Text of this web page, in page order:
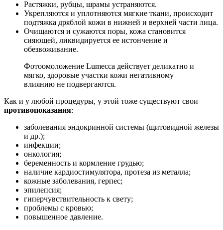
Растяжки, рубцы, шрамы устраняются.
Укрепляются и уплотняются мягкие ткани, происходит
подтяжка дряблой кожи в нижней и верхней части лица.
Очищаются и сужаются поры, кожа становится
сияющей, ликвидируется ее истончение и
обезвоживание.
Фотоомоложение Lumecca действует деликатно и
мягко, здоровые участки кожи негативному
влиянию не подвергаются.
Как и у любой процедуры, у этой тоже существуют свои
противопоказания:
заболевания эндокринной системы (щитовидной железы
и др.);
инфекции;
онкология;
беременность и кормление грудью;
наличие кардиостимулятора, протеза из металла;
кожные заболевания, герпес;
эпилепсия;
гиперчувствительность к свету;
проблемы с кровью;
повышенное давление.